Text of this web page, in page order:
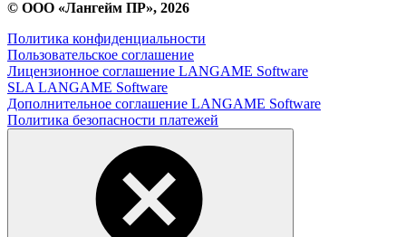
© ООО «Лангейм ПР», 2026
Политика конфиденциальности
Пользовательское соглашение
Лицензионное соглашение LANGAME Software
SLA LANGAME Software
Дополнительное соглашение LANGAME Software
Политика безопасности платежей